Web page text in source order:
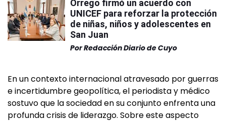
Orrego firmó un acuerdo con
UNICEF para reforzar la protección
de niñas, niños y adolescentes en
San Juan
PorRedacción Diario de Cuyo
En un contexto internacional atravesado por guerras
e incertidumbre geopolítica, el periodista y médico
sostuvo que la sociedad en su conjunto enfrenta una
profunda crisis de liderazgo. Sobre este aspecto